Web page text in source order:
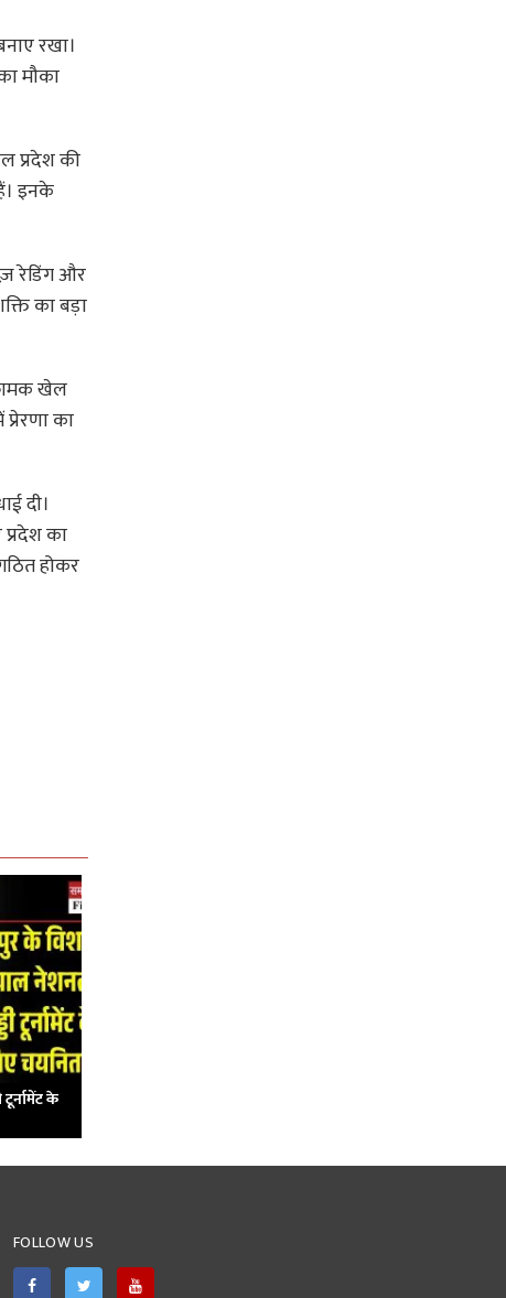
रखा।
मौका
प्रदेश की
इनके
रेडिंग और
का बड़ा
खेल
का
दी।
का
होकर
के
FOLLOW US